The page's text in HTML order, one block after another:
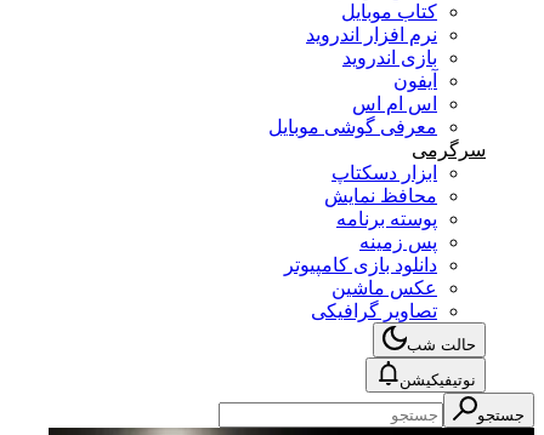
کتاب موبایل
نرم افزار اندروید
بازی اندروید
آیفون
اس ام اس
معرفی گوشی موبایل
سرگرمی
ابزار دسکتاپ
محافظ نمایش
پوسته برنامه
پس زمینه
دانلود بازی کامپیوتر
عکس ماشین
تصاویر گرافیکی
حالت شب
نوتیفیکیشن
جستجو